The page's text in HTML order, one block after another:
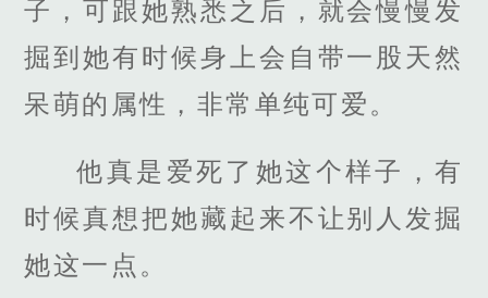
子，可跟她熟悉之后，就会慢慢发
掘到她有时候身上会自带一股天然
呆萌的属性，非常单纯可爱。
他真是爱死了她这个样子，有
时候真想把她藏起来不让别人发掘
她这一点。